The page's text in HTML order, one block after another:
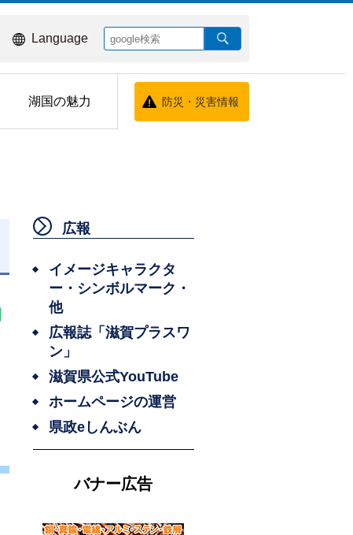
Language
湖国の魅力 防災・災害情報
広報
イメージキャラクタ
ー・シンボルマーク・
他
広報誌「滋賀プラスワ
ン」
滋賀県公式YouTube
ホームページの運営
県政eしんぶん
バナー広告